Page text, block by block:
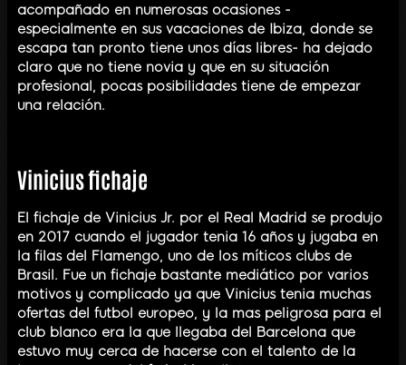
acompañado en numerosas ocasiones -
especialmente en sus vacaciones de Ibiza, donde se
escapa tan pronto tiene unos días libres- ha dejado
claro que no tiene novia y que en su situación
profesional, pocas posibilidades tiene de empezar
una relación.
Vinicius fichaje
El fichaje de Vinicius Jr. por el Real Madrid se produjo
en 2017 cuando el jugador tenia 16 años y jugaba en
la filas del Flamengo, uno de los míticos clubs de
Brasil. Fue un fichaje bastante mediático por varios
motivos y complicado ya que Vinicius tenia muchas
ofertas del futbol europeo, y la mas peligrosa para el
club blanco era la que llegaba del Barcelona que
estuvo muy cerca de hacerse con el talento de la